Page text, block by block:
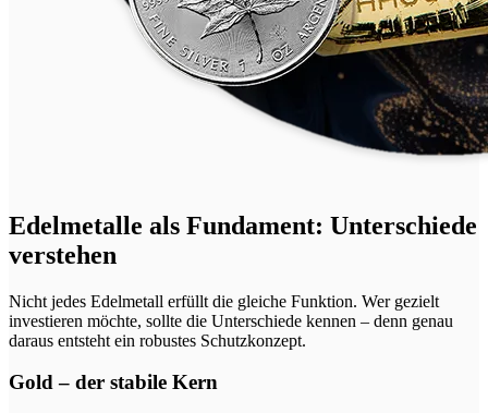
Edelmetalle als Fundament: Unterschiede
verstehen
Nicht jedes Edelmetall erfüllt die gleiche Funktion. Wer gezielt
investieren möchte, sollte die Unterschiede kennen – denn genau
daraus entsteht ein robustes Schutzkonzept.
Gold – der stabile Kern